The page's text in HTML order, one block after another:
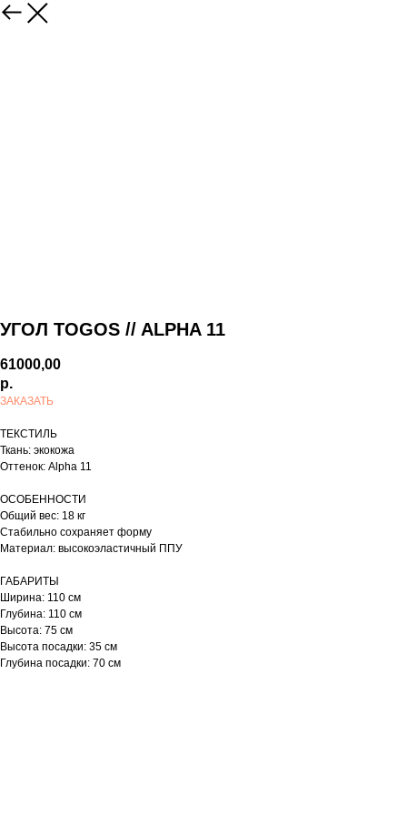
УГОЛ TOGOS // ALPHA 11
61000,00
р.
ЗАКАЗАТЬ
ТЕКСТИЛЬ
Ткань: экокожа
Оттенок: Alpha 11
ОСОБЕННОСТИ
Общий вес: 18 кг
Стабильно сохраняет форму
Материал: высокоэластичный ППУ
ГАБАРИТЫ
Ширина: 110 см
Глубина: 110 см
Высота: 75 см
Высота посадки: 35 см
Глубина посадки: 70 см